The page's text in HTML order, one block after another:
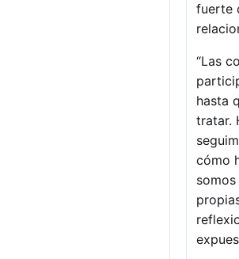
fuerte
“Las
hasta
tratar.
cómo